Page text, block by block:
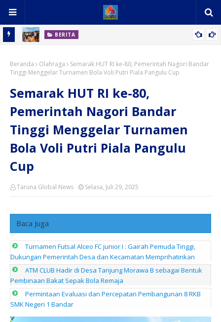
BERITA
Perdagangan Hadiri Peletakan Batu Pertama Masjid At-Toha
Bandar Tinggi
Beranda Olahraga
Semarak HUT RI ke-80, Pemerintah Nagori Bandar
Tinggi Menggelar Turnamen Bola Voli Putri Piala Pangulu Cup
Semarak HUT RI ke-80,
Pemerintah Nagori Bandar
Tinggi Menggelar Turnamen
Bola Voli Putri Piala Pangulu
Cup
Taruna Global News Selasa, Juli 29, 2025
Baca Juga
Turnamen Futsal Alceo FC junior I : Gairah Pemuda Tinggi,
Dukungan Pemerintah Desa dan Kecamatan Memprihatinkan
ATM CLUB Hadir di Desa Tanjung Morawa B sebagai Bentuk
Pembinaan Bakat Sepak Bola Remaja
Permintaan Evaluasi dan Percepatan Pembangunan 8 RKB
SMK Negeri 1 Bandar